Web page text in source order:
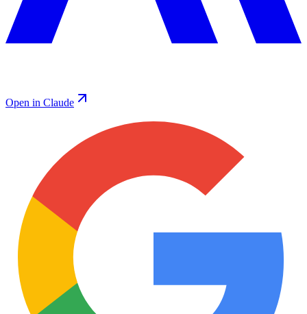
Open in Claude